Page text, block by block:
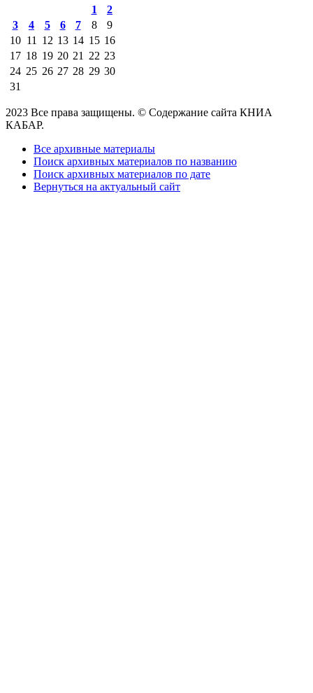
1
2
3
4 5 6 7 8
9
10 11 12 13 14 15 16
17 18 19 20 21 22 23
24 25 26 27 28 29 30
31
2023 Все права защищены. © Содержание сайта КНИА
КАБАР.
Все архивные материалы
Поиск архивных материалов по названию
Поиск архивных материалов по дате
Вернуться на актуальный сайт